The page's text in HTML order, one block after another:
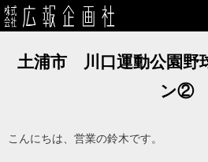
土浦市 川口運動公園野
ン②
こんにちは、営業の鈴木です。